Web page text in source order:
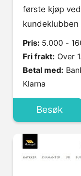
første kjøp
kundeklubben
Pris: 5.000 -
Fri frakt: Over
Betal med:
Klarna
Besøk